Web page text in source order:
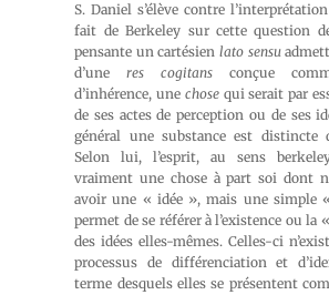
S. Daniel s’élève contre
fait de Berkeley sur cette question
pensante un cartésien lato sensu
d’uneres cogitans conçue
d’inhérence, une chosequi serait par
de ses actes de perception ou de ses
général une substance est distincte
Selon lui, l’esprit, au sens
vraiment une chose à part soi dont
avoir une « idée », mais une simple
permet de se référer à l’existence ou la
des idées elles-mêmes. Celles-ci
processus de différenciation et
terme desquels elles se présentent